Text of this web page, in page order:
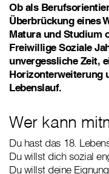
Ob als
Überbrückung eines
Matura und Studium
Freiwillige Soziale
unvergessliche Zeit,
Horizonterweiterung
Lebenslauf.
Wer kann
Du hast das 18.
Du willst dich sozial
Du willst deine